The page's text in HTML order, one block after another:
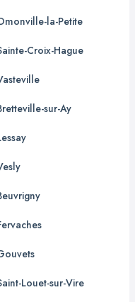
la-Petite
Croix-Hague
sur-Ay
Louet-sur-Vire